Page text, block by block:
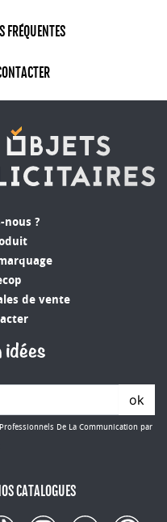
FRÉQUENTES
nous ?
de vente
ok
De La Communication par
CATALOGUES